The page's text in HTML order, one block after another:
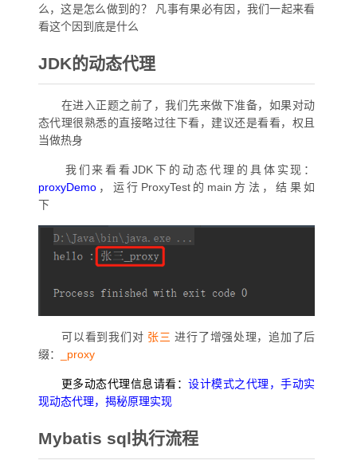
么，这是怎么做到的？ 凡事有果必有因，我们一起来看
看这个因到底是什么
JDK的动态代理
在进入正题之前了，我们先来做下准备，如果对动
态代理很熟悉的直接略过往下看，建议还是看看，权且
当做热身
我们来看看JDK下的动态代理的具体实现：
proxyDemo，运行ProxyTest的main方法，结果如
下
可以看到我们对 张三 进行了增强处理，追加了后
缀：
_proxy
更多动态代理信息请看：设计模式之代理，手动实
现动态代理，揭秘原理实现
Mybatis sql执行流程